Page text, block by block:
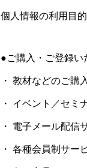
個人情報の利用目的
●ご購入・ご登録い
・ 教材などのご購
・ イベント／セミ
・ 電子メール配信
・ 各種会員制サー